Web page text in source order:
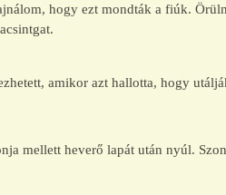
hogy ezt mondták a fiúk.
amikor azt hallotta, hogy
mellett heverő lapát után nyúl.